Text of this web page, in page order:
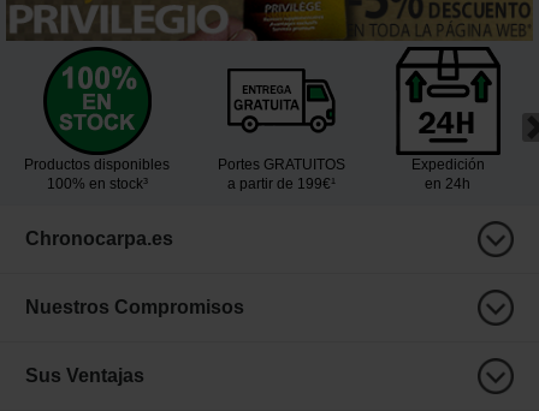
Productos disponibles
100% en stock³
Portes GRATUITOS
a partir de 199€¹
Expedición
en 24h
Chronocarpa.es
Nuestros Compromisos
Sus Ventajas